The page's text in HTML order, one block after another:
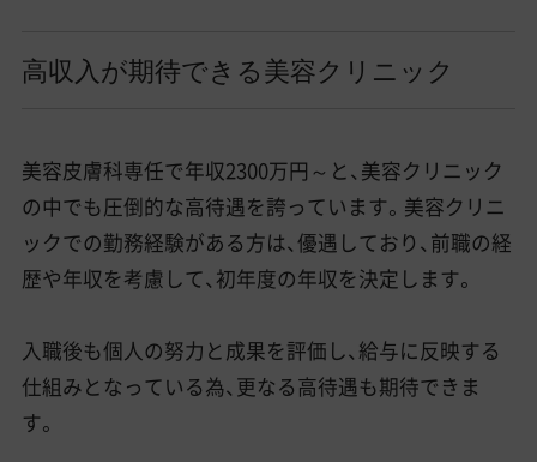
高収入が期待できる美容クリニック
美容皮膚科専任で年収2300万円～と、美容クリニック
の中でも圧倒的な高待遇を誇っています。美容クリニ
ックでの勤務経験がある方は、優遇しており、前職の経
歴や年収を考慮して、初年度の年収を決定します。
入職後も個人の努力と成果を評価し、給与に反映する
仕組みとなっている為、更なる高待遇も期待できま
す。